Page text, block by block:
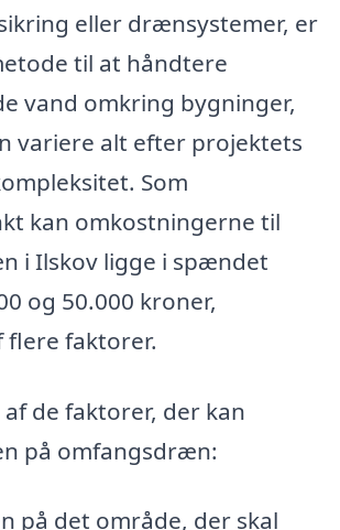
eller drænsystemer, er
til at håndtere
vand omkring bygninger,
variere alt efter projektets
Som
kan omkostningerne til
i Ilskov ligge i spændet
og 50.000 kroner,
faktorer.
de faktorer, der kan
på omfangsdræn:
på det område, der skal